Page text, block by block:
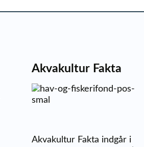
Akvakultur Fakta
Akvakultur Fakta indgår i